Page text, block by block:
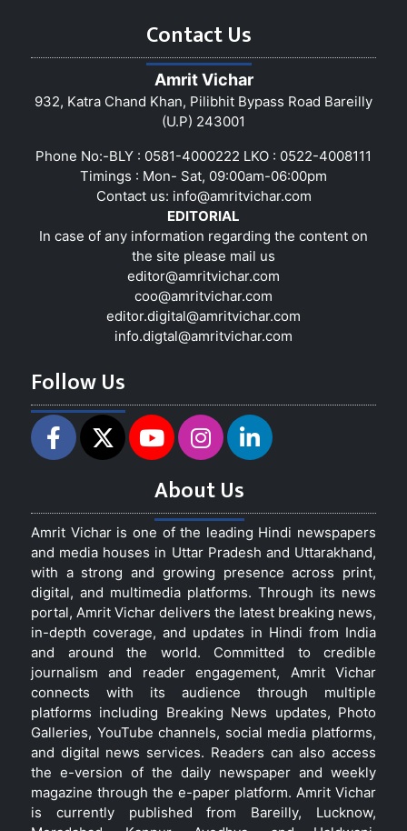
Contact Us
Amrit Vichar
932, Katra Chand Khan, Pilibhit Bypass Road Bareilly
(U.P) 243001
Phone No:-BLY : 0581-4000222 LKO : 0522-4008111
Timings : Mon- Sat, 09:00am-06:00pm
Contact us: info@amritvichar.com
EDITORIAL
In case of any information regarding the content on
the site please mail us
editor@amritvichar.com
coo@amritvichar.com
editor.digital@amritvichar.com
info.digtal@amritvichar.com
Follow Us
About Us
Amrit Vichar is one of the leading Hindi newspapers
and media houses in Uttar Pradesh and Uttarakhand,
with a strong and growing presence across print,
digital, and multimedia platforms. Through its news
portal, Amrit Vichar delivers the latest breaking news,
in-depth coverage, and updates in Hindi from India
and around the world. Committed to credible
journalism and reader engagement, Amrit Vichar
connects with its audience through multiple
platforms including Breaking News updates, Photo
Galleries, YouTube channels, social media platforms,
and digital news services. Readers can also access
the e-version of the daily newspaper and weekly
magazine through the e-paper platform. Amrit Vichar
is currently published from Bareilly, Lucknow,